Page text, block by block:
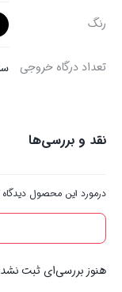
رنگ
تعداد درگاه خروجی
نقد و بررسی‌ها
درمورد این محصول دیدگاه
هنوز بررسی‌ای ثبت